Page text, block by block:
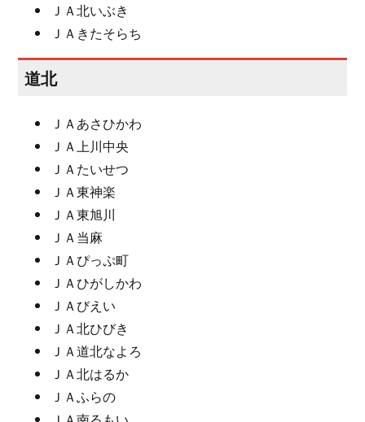
ＪＡ北いぶき
ＪＡきたそらち
道北
ＪＡあさひかわ
ＪＡ上川中央
ＪＡたいせつ
ＪＡ東神楽
ＪＡ東旭川
ＪＡ当麻
ＪＡぴっぷ町
ＪＡひがしかわ
ＪＡびえい
ＪＡ北ひびき
ＪＡ道北なよろ
ＪＡ北はるか
ＪＡふらの